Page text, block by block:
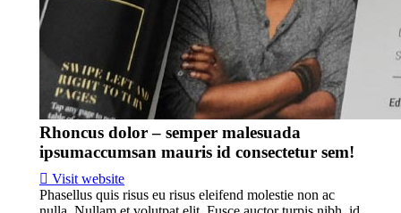
Rhoncus dolor – semper malesuada
ipsumaccumsan mauris id consectetur sem!
Visit website
Phasellus quis risus eu risus eleifend molestie non ac